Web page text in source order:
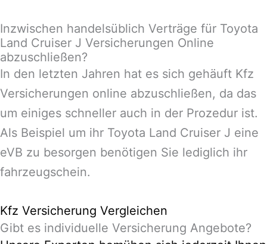
Inzwischen handelsüblich Verträge für Toyota
Land Cruiser J Versicherungen Online
abzuschließen?
In den letzten Jahren hat es sich gehäuft Kfz
Versicherungen online abzuschließen, da das
um einiges schneller auch in der Prozedur ist.
Als Beispiel um ihr Toyota Land Cruiser J eine
eVB zu besorgen benötigen Sie lediglich ihr
fahrzeugschein.
Kfz Versicherung Vergleichen
Gibt es individuelle Versicherung Angebote?